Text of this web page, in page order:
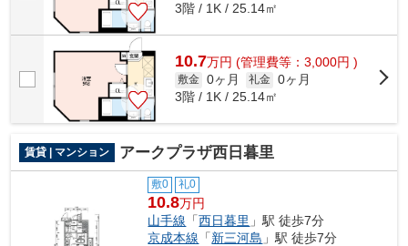
3階 / 1K / 25.14㎡
10.7万円 (管理費等：3,000円 )
敷金 0ヶ月 礼金 0ヶ月
3階 / 1K / 25.14㎡
賃貸 | マンション アークプラザ西日暮里
敷0 礼0
10.8万円
山手線 「西日暮里 」駅 徒歩7分
京成本線 「新三河島 」駅 徒歩7分